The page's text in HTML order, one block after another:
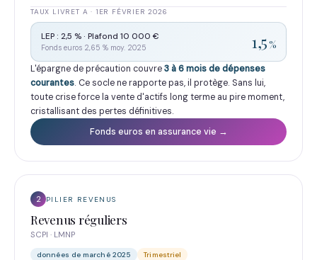
TAUX LIVRET A · 1ER FÉVRIER 2026
LEP : 2,5 % · Plafond 10 000 €
Fonds euros 2,65 % moy. 2025 1,5%
L'épargne de précaution couvre3 à 6 mois de dépenses
courantes. Ce socle ne rapporte pas, il protège. Sans lui,
toute crise force la vente d'actifs long terme au pire moment,
cristallisant des pertes définitives.
Fonds euros en assurance vie →
2 PILIER REVENUS
Revenus réguliers
SCPI · LMNP
données de marché 2025 Trimestriel